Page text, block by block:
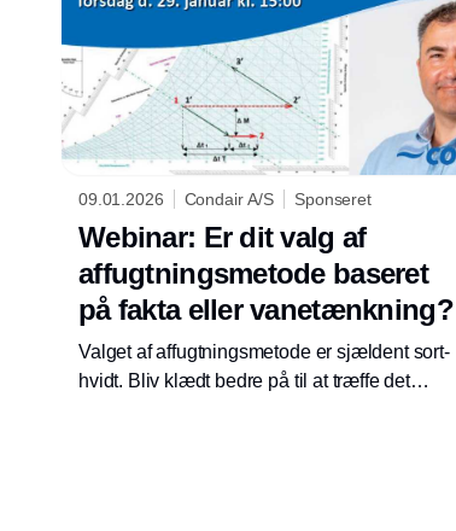
09.01.2026 Condair A/S Sponseret
Webinar: Er dit valg af
affugtningsmetode baseret
på fakta eller vanetænkning?
Valget af affugtningsmetode er sjældent sort-
hvidt. Bliv klædt bedre på til at træffe det